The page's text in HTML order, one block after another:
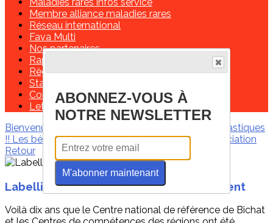
Membre alliance maladies rares
Réseau international
Fava Multi
Nos partenaires
Rapports moraux et financiers
Règlement intérieur
Statuts de l'association
Contactez-nous!
Lettre de missions d'un délégué régional
Bienvenue
Marfantastiques
!! Les bénévolesContactez-nous !Soutenir l'association
Retour
Labellisation ces centres: Renouvellement
Voilà dix ans que le Centre national de référence de Bichat
ABONNEZ-VOUS À
NOTRE NEWSLETTER
M'abonner maintenant